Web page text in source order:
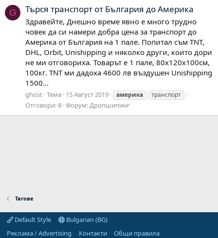
G Търся транспорт от България до Америка
Здравейте, Днешно време явно е много трудно
човек да си намери добра цена за транспорт до
Америка от България на 1 пале. Попитал съм TNT,
DHL, Orbit, Unishipping и няколко други, които дори
не ми отговориха. Товарът е 1 пале, 80х120х100см,
100кг. TNT ми дадоха 4600 лв въздушен Unishipping
1500...
ghost Тема 15 Август 2019 америка транспорт
Отговори: 8 Форум:Дропшипинг
Тагове
Default Style
Bulgarian (BG)
Реклама / Advertising
Контакти
Общи правила